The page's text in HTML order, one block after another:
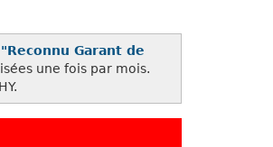
Garant de
une fois par mois.